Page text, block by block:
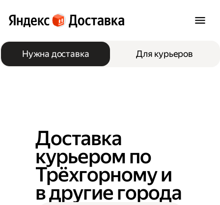
Нужна доставка Для курьеров
Доставка
курьером по
Трёхгорному и
в другие города